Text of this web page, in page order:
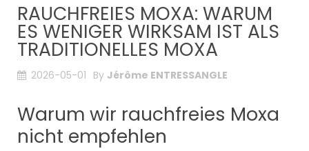
RAUCHFREIES MOXA: WARUM
ES WENIGER WIRKSAM IST ALS
TRADITIONELLES MOXA
2026-05-01 By Jérôme ENTRESSANGLE
Warum wir rauchfreies Moxa
nicht empfehlen